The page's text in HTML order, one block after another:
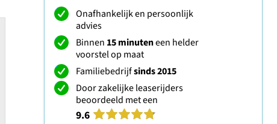
Onafhankelijk en persoonlijk
advies
Binnen 15 minuteneen helder
voorstel op maat
Familiebedrijfsinds 2015
Door zakelijke leaserijders
beoordeeld met een
9.6